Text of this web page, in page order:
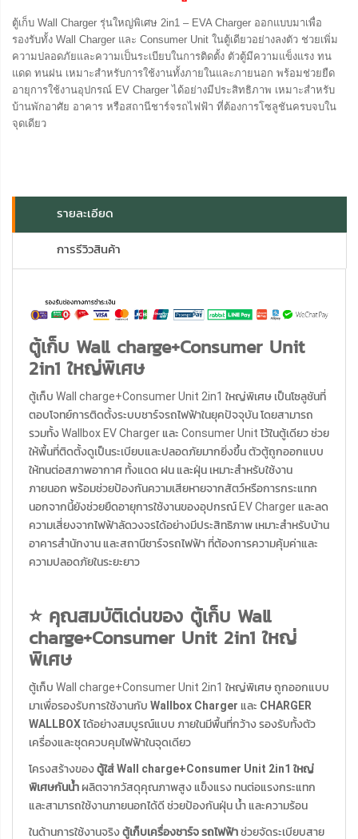
ตู้เก็บ Wall Charger รุ่นใหญ่พิเศษ 2in1 – EVA Charger ออกแบบมาเพื่อ
รองรับทั้ง Wall Charger และ Consumer Unit ในตู้เดียวอย่างลงตัว ช่วยเพิ่ม
ความปลอดภัยและความเป็นระเบียบในการติดตั้ง ตัวตู้มีความแข็งแรง ทน
แดด ทนฝน เหมาะสำหรับการใช้งานทั้งภายในและภายนอก พร้อมช่วยยืด
อายุการใช้งานอุปกรณ์ EV Charger ได้อย่างมีประสิทธิภาพ เหมาะสำหรับ
บ้านพักอาศัย อาคาร หรือสถานีชาร์จรถไฟฟ้า ที่ต้องการโซลูชันครบจบใน
จุดเดียว
รายละเอียด
การรีวิวสินค้า
ตู้เก็บ Wall charge+Consumer Unit
2in1 ใหญ่พิเศษ
ตู้เก็บ Wall charge+Consumer Unit 2in1 ใหญ่พิเศษ เป็นโซลูชันที่
ตอบโจทย์การติดตั้งระบบชาร์จรถไฟฟ้าในยุคปัจจุบัน โดยสามารถ
รวมทั้ง Wallbox EV Charger และ Consumer Unit ไว้ในตู้เดียว ช่วย
ให้พื้นที่ติดตั้งดูเป็นระเบียบและปลอดภัยมากยิ่งขึ้น ตัวตู้ถูกออกแบบ
ให้ทนต่อสภาพอากาศ ทั้งแดด ฝน และฝุ่น เหมาะสำหรับใช้งาน
ภายนอก พร้อมช่วยป้องกันความเสียหายจากสัตว์หรือการกระแทก
นอกจากนี้ยังช่วยยืดอายุการใช้งานของอุปกรณ์ EV Charger และลด
ความเสี่ยงจากไฟฟ้าลัดวงจรได้อย่างมีประสิทธิภาพ เหมาะสำหรับบ้าน
อาคารสำนักงาน และสถานีชาร์จรถไฟฟ้า ที่ต้องการความคุ้มค่าและ
ความปลอดภัยในระยะยาว
⭐ คุณสมบัติเด่นของ ตู้เก็บ Wall
charge+Consumer Unit 2in1 ใหญ่
พิเศษ
ตู้เก็บ Wall charge+Consumer Unit 2in1 ใหญ่พิเศษ ถูกออกแบบ
มาเพื่อรองรับการใช้งานกับ Wallbox Charger และ CHARGER
WALLBOXได้อย่างสมบูรณ์แบบ ภายในมีพื้นที่กว้าง รองรับทั้งตัว
เครื่องและชุดควบคุมไฟฟ้าในจุดเดียว
โครงสร้างของตู้ใส่ Wall charge+Consumer Unit 2in1 ใหญ่
พิเศษกันน้ำ ผลิตจากวัสดุคุณภาพสูง แข็งแรง ทนต่อแรงกระแทก
และสามารถใช้งานภายนอกได้ดี ช่วยป้องกันฝุ่น น้ำ และความร้อน
ในด้านการใช้งานจริงตู้เก็บเครื่องชาร์จ รถไฟฟ้าช่วยจัดระเบียบสาย